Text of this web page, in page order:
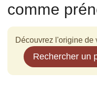
comme
Découvrez l'origine de
Rechercher un